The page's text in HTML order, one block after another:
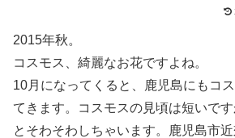
2015年秋。
コスモス、綺麗なお花ですよね。
10月になってくると、鹿児島にもコ
てきます。コスモスの見頃は短いで
とそわそわしちゃいます。鹿児島市